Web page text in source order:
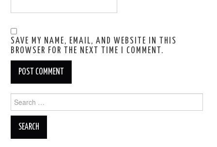
SAVE MY NAME, EMAIL, AND WEBSITE IN THIS
BROWSER FOR THE NEXT TIME I COMMENT.
Search
for: